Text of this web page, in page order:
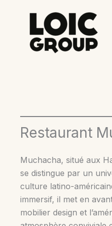
contenu
Restaurant
Muchacha, situé aux
se distingue par un
culture latino-
immersif, il met en
mobilier design et